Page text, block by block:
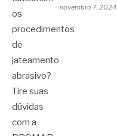
novembro 7, 2024